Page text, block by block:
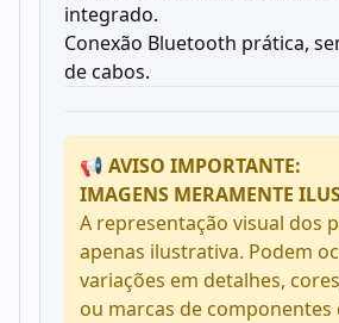
integrado.
Conexão Bluetooth prática,
de cabos.
📢 AVISO IMPORTANTE:
IMAGENS MERAMENTE
A representação visual dos
apenas ilustrativa. Podem
variações em detalhes,
ou marcas de